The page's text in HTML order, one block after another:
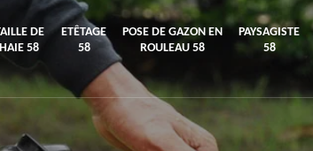
DE
HAIE 58
ETÊTAGE
58
POSE DE GAZON EN
ROULEAU 58
PAYSAGISTE
58